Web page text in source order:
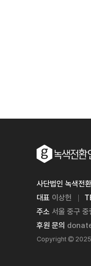
사단법인 녹색전
대표 이상헌
주소 서울 중구
후원 문의
Copyright